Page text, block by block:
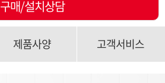
구매/설치상담
제품사양 고객서비스